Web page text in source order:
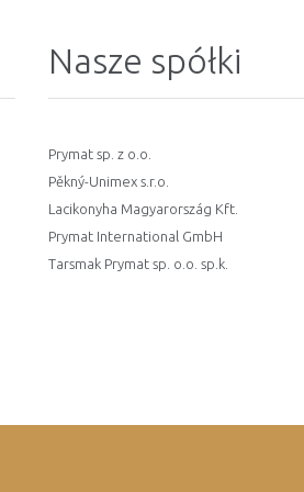
Nasze spółki
Prymat sp. z o.o.
Pěkný-Unimex s.r.o.
Lacikonyha Magyarország Kft.
Prymat International GmbH
Tarsmak Prymat sp. o.o. sp.k.